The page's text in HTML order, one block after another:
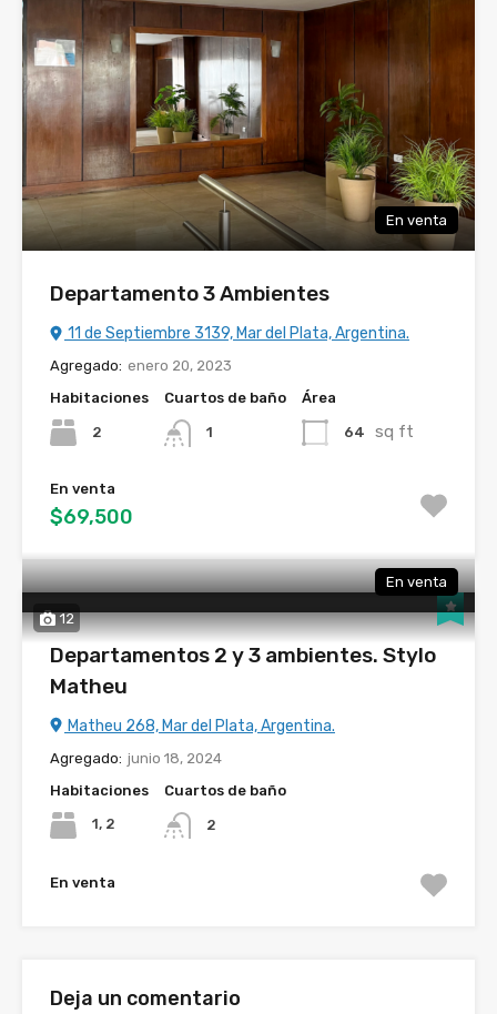
En venta
Departamento 3 Ambientes
11 de Septiembre 3139, Mar del Plata, Argentina.
Agregado: enero 20, 2023
Habitaciones
2
Cuartos de baño
1
Área
64 sq ft
En venta
$69,500
12
En venta
Departamentos 2 y 3 ambientes. Stylo
Matheu
Matheu 268, Mar del Plata, Argentina.
Agregado: junio 18, 2024
Habitaciones
1, 2
Cuartos de baño
2
En venta
Deja un comentario